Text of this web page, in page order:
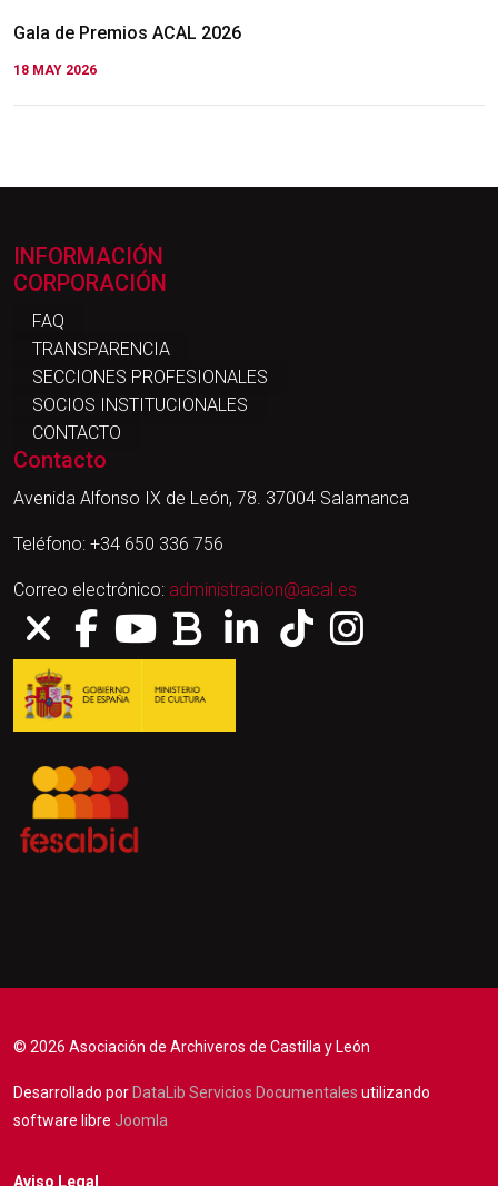
Gala de Premios ACAL 2026
18 MAY 2026
INFORMACIÓN
CORPORACIÓN
FAQ
TRANSPARENCIA
SECCIONES PROFESIONALES
SOCIOS INSTITUCIONALES
CONTACTO
Contacto
Avenida Alfonso IX de León, 78. 37004 Salamanca
Teléfono: +34 650 336 756
Correo electrónico: administracion@acal.es
© 2026 Asociación de Archiveros de Castilla y León
Desarrollado por DataLib Servicios Documentales utilizando
software libre Joomla
Aviso Legal